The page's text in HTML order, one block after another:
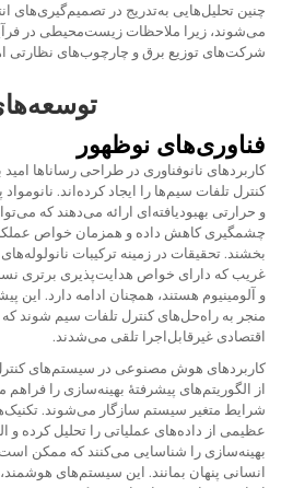
چنین تحلیل‌هایی به‌تدریج در تصمیم‌گیری‌های
می‌شوند، زیرا ملاحظات زیست‌محیطی در
شرکت‌های توزیع برق و چارچوب‌های نظارتی
فناوری‌های نوظهور
کاربردهای نانوفناوری در طراحی رساناها امید
کنترل تلفات سیم‌ها را ایجاد کرده‌اند.
و حرارتی بهبودیافته‌ای ارائه می‌دهند که
چشمگیری کاهش داده و همزمان خواص
بخشند. تحقیقات در زمینه ترکیبات
غریب که دارای خواص هدایت‌پذیری برتری
و آلومینیوم هستند، همچنان ادامه دارد.
منجر به راه‌حل‌های کنترل تلفات سیم شوند که
اقتصادی غیرقابل‌اجرا تلقی می‌شدند.
کاربردهای هوش مصنوعی در سیستم‌های
از الگوریتم‌های پیشرفتهٔ بهینه‌سازی را
شرایط متغیر سیستم سازگار می‌شوند.
عظیمی از داده‌های عملیاتی را تحلیل کرده
بهینه‌سازی را شناسایی می‌کنند که ممکن است
انسانی پنهان بمانند. این سیستم‌های